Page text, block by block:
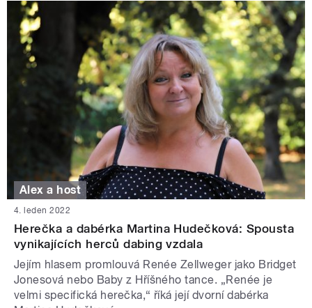
Alex a host
4. leden 2022
Herečka a dabérka Martina Hudečková: Spousta
vynikajících herců dabing vzdala
Jejím hlasem promlouvá Renée Zellweger jako Bridget
Jonesová nebo Baby z Hříšného tance. „Renée je
velmi specifická herečka,“ říká její dvorní dabérka